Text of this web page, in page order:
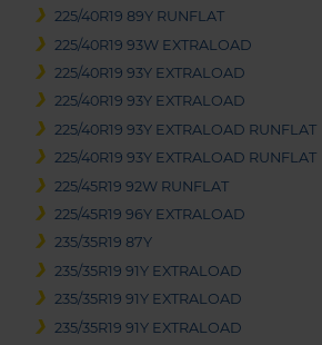
225/40R19 89Y RUNFLAT
225/40R19 93W EXTRALOAD
225/40R19 93Y EXTRALOAD
225/40R19 93Y EXTRALOAD
225/40R19 93Y EXTRALOAD RUNFLAT
225/40R19 93Y EXTRALOAD RUNFLAT
225/45R19 92W RUNFLAT
225/45R19 96Y EXTRALOAD
235/35R19 87Y
235/35R19 91Y EXTRALOAD
235/35R19 91Y EXTRALOAD
235/35R19 91Y EXTRALOAD